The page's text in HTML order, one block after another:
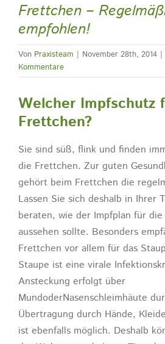
Frettchen –
empfohlen!
Von Praxisteam | November 28th, 2014 |
Kommentare
Welcher Impfschutz
Frettchen?
Sie sind süß, flink und finden
die Frettchen. Zur guten
gehört beim Frettchen die
Lassen Sie sich deshalb in Ihrer
beraten, wie der Impfplan für
aussehen sollte. Besonders
Frettchen vor allem für das
Staupe ist eine virale
Ansteckung erfolgt über
MundoderNasenschleimhäute
Übertragung durch Hände,
ist ebenfalls möglich. Deshalb